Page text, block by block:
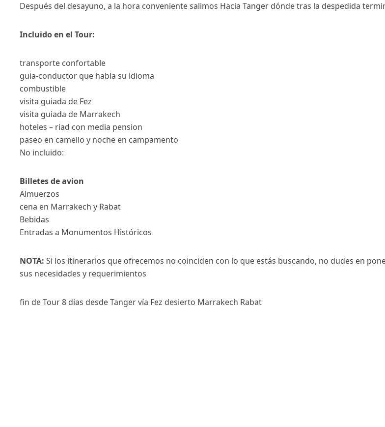
Después del desayuno, a la hora conveniente salimos Hacia Tanger dónde tras la despedida
Incluido en el Tour:
transporte confortable
guia-conductor que habla su idioma
combustible
visita guiada de Fez
visita guiada de Marrakech
hoteles – riad con media pension
paseo en camello y noche en campamento
No incluido:
Billetes de avion
Almuerzos
cena en Marrakech y Rabat
Bebidas
Entradas a Monumentos Históricos
NOTA: Si los itinerarios que ofrecemos no coinciden con lo que estás buscando, no dudes en
sus necesidades y requerimientos
fin de Tour 8 dias desde Tanger vía Fez desierto Marrakech Rabat